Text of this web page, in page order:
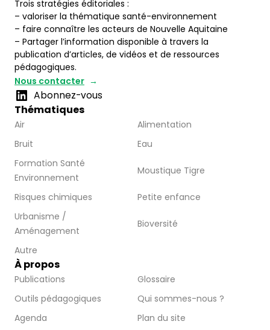
Trois stratégies éditoriales :
– valoriser la thématique santé-environnement
– faire connaître les acteurs de Nouvelle Aquitaine
– Partager l’information disponible à travers la
publication d’articles, de vidéos et de ressources
pédagogiques.
Nous contacter
Abonnez-vous
Thématiques
Air
Alimentation
Bruit
Eau
Formation Santé
Environnement
Moustique Tigre
Risques chimiques
Petite enfance
Urbanisme /
Aménagement
Bioversité
Autre
À propos
Publications
Glossaire
Outils pédagogiques
Qui sommes-nous ?
Agenda
Plan du site